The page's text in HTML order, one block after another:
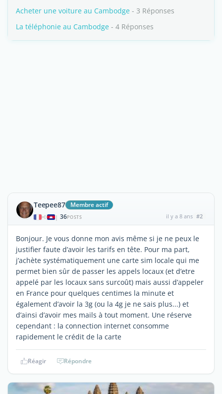
Acheter une voiture au Cambodge - 3 Réponses
La téléphonie au Cambodge - 4 Réponses
Teepee87 Membre actif
| 36POSTS il y a 8 ans #2
Bonjour. Je vous donne mon avis même si je ne peux le
justifier faute d’avoir les tarifs en tête. Pour ma part,
j’achète systématiquement une carte sim locale qui me
permet bien sûr de passer les appels locaux (et d’etre
appelé par les locaux sans surcoût) mais aussi d’appeler
en France pour quelques centimes la minute et
également d’avoir la 3g (ou la 4g je ne sais plus...) et
d’ainsi d’avoir mes mails à tout moment. Une réserve
cependant : la connection internet consomme
rapidement le crédit de la carte
Réagir Répondre